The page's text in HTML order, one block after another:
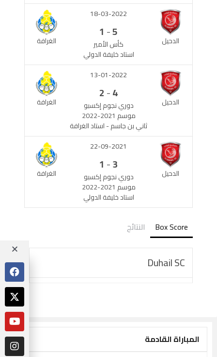
الدحيل الغرافة
18-03-2022
5
-
1
كأس الأمير
استاد خليفة الدولي
الدحيل الغرافة
13-01-2022
4
-
2
دوري نجوم إكسبو
موسم 2021-2022
ثاني بن جاسم - استاد الغرافة
الدحيل الغرافة
22-09-2021
3
-
1
دوري نجوم إكسبو
موسم 2021-2022
استاد خليفة الدولي
Box Score النتائج
Duhail SC
المباراة القادمة